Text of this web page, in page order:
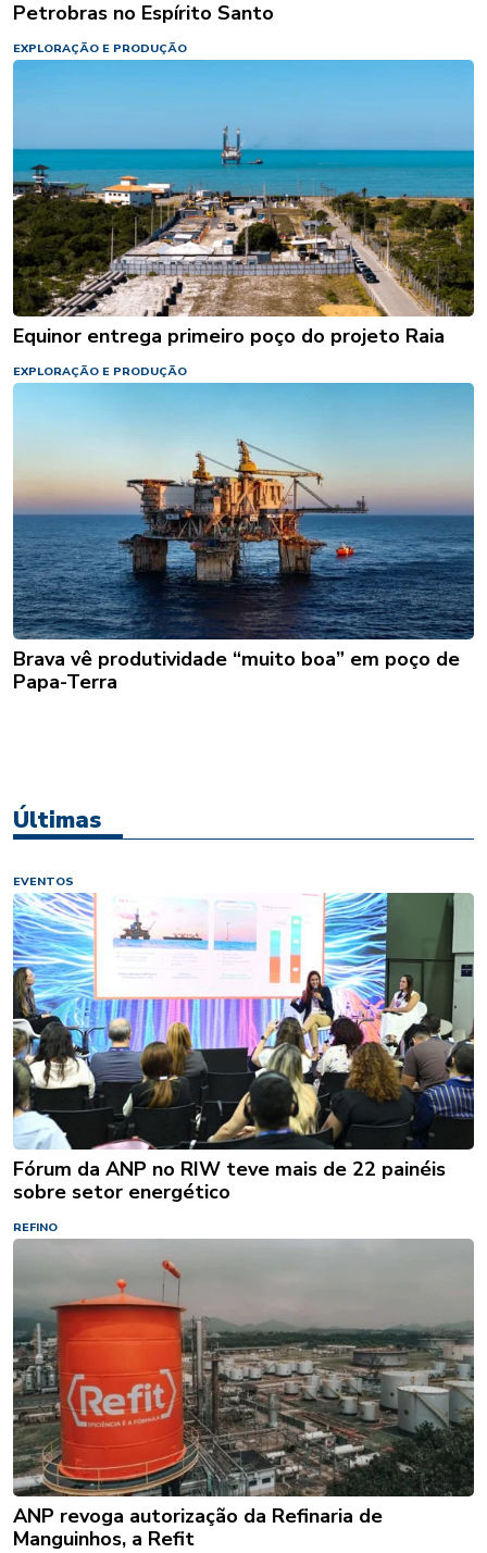
Petrobras no Espírito Santo
EXPLORAÇÃO E PRODUÇÃO
Equinor entrega primeiro poço do projeto Raia
EXPLORAÇÃO E PRODUÇÃO
Brava vê produtividade “muito boa” em poço de
Papa-Terra
Últimas
EVENTOS
Fórum da ANP no RIW teve mais de 22 painéis
sobre setor energético
REFINO
ANP revoga autorização da Refinaria de
Manguinhos, a Refit